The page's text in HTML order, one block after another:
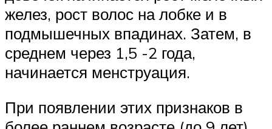
желез, рост волос на лобке и в
подмышечных впадинах. Затем, в
среднем через 1,5 -2 года,
начинается менструация.
При появлении этих признаков в